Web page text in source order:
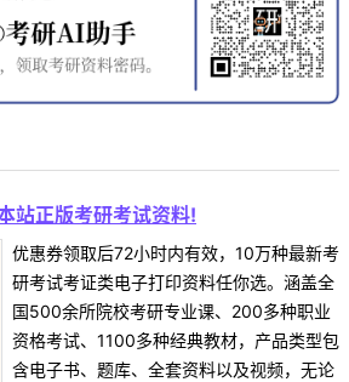
站正版考研考试资料!
优惠券领取后72小时内有效，10万种最新考
研考试考证类电子打印资料任你选。涵盖全
国500余所院校考研专业课、200多种职业
资格考试、1100多种经典教材，产品类型包
含电子书、题库、全套资料以及视频，无论